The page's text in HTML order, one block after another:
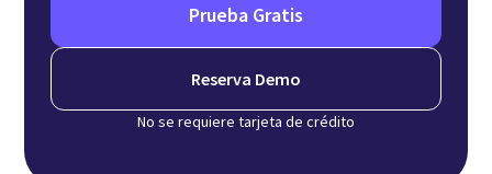
Prueba Gratis
Reserva Demo
No se requiere tarjeta de crédito